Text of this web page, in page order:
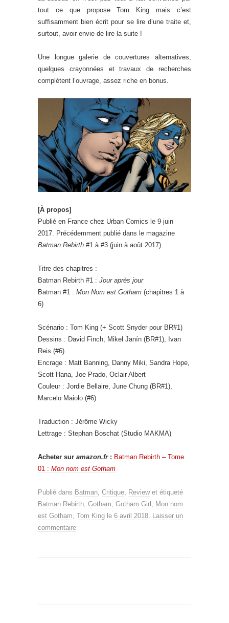
tout ce que propose Tom King mais c’est
suffisamment bien écrit pour se lire d’une traite et,
surtout, avoir envie de lire la suite !
Une longue galerie de couvertures alternatives,
quelques crayonnées et travaux de recherches
complètent l’ouvrage, assez riche en bonus.
[À propos]
Publié en France chez Urban Comics le 9 juin
2017. Précédemment publié dans le magazine
Batman Rebirth #1 à #3 (juin à août 2017).
Titre des chapitres :
Batman Rebirth #1 : Jour après jour
Batman #1 : Mon Nom est Gotham (chapitres 1 à
6)
Scénario : Tom King (+ Scott Snyder pour BR#1)
Dessins : David Finch, Mikel Janín (BR#1), Ivan
Reis (#6)
Encrage : Matt Banning, Danny Miki, Sandra Hope,
Scott Hana, Joe Prado, Oclair Albert
Couleur : Jordie Bellaire, June Chung (BR#1),
Marcelo Maiolo (#6)
Traduction : Jérôme Wicky
Lettrage : Stephan Boschat (Studio MAKMA)
Acheter sur amazon.fr: Batman Rebirth – Tome
01 : Mon nom est Gotham
Publié dans Batman Critique Reviewet étiqueté
Batman Rebirth Gotham Gotham Girl
Mon nom
est Gotham Tom King le 6 avril 2018 Laisser un
commentaire